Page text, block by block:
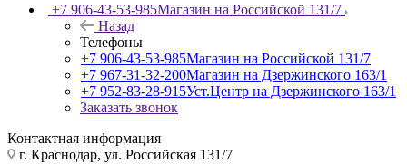
+7 906-43-53-985Магазин на Российской 131/7
Назад
Телефоны
+7 906-43-53-985Магазин на Российской 131/7
+7 967-31-32-200Магазин на Дзержинского 163/1
+7 952-83-28-915Уст.Центр на Дзержинского 163/1
Заказать звонок
Контактная информация
г. Краснодар, ул. Российская 131/7